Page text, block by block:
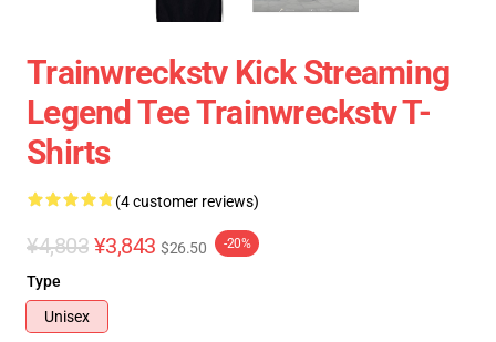
Trainwreckstv Kick Streaming
Legend Tee Trainwreckstv T-
Shirts
(4 customer reviews)
¥4,803 ¥3,843 $26.50 -20%
Type
Unisex